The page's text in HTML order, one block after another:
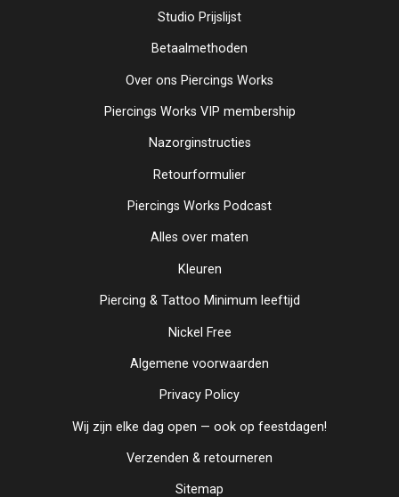
Studio Prijslijst
Betaalmethoden
Over ons Piercings Works
Piercings Works VIP membership
Nazorginstructies
Retourformulier
Piercings Works Podcast
Alles over maten
Kleuren
Piercing & Tattoo Minimum leeftijd
Nickel Free
Algemene voorwaarden
Privacy Policy
Wij zijn elke dag open — ook op feestdagen!
Verzenden & retourneren
Sitemap